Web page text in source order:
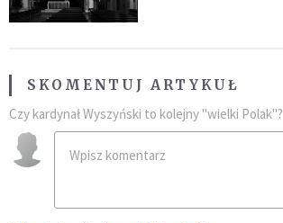
SKOMENTUJ ARTYKUŁ
Czy kardynał Wyszyński to kolejny "wielki Polak"?